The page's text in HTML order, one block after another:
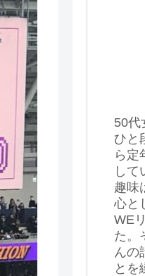
50代
ひと
ら定
して
趣味
心と
WE
た。
んの
とを